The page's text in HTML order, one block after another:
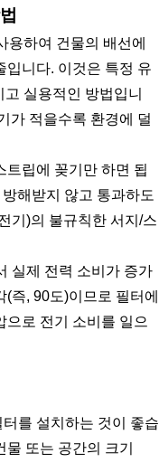
용하여 건물의 배선에
입니다. 이것은 특정 유
실용적인 방법입니
가 적을수록 환경에 덜
트립에 꽂기만 하면 됩
해받지 않고 통과하도
기)의 불규칙한 서지/스
실제 전력 소비가 증가
즉, 90도)이므로 필터에
으로 전기 소비를 일으
를 설치하는 것이 좋습
또는 공간의 크기